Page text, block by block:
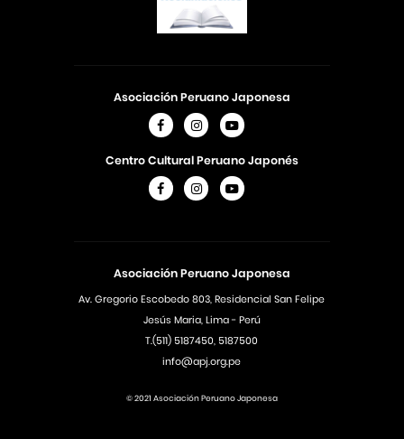
Asociación Peruano Japonesa
Av. Gregorio Escobedo 803, Residencial San Felipe
Jesús Maria, Lima - Perú
T.(511) 5187450, 5187500
info@apj.org.pe
Asociación Peruano Japonesa
Centro Cultural Peruano Japonés
© 2021 Asociación Peruano Japonesa